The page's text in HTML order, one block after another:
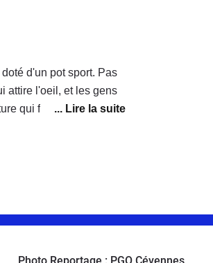
d'un pot sport. Pas
attire l'oeil, et les gens
qui fait que des que
le charme de PGO.
Photo Reportage : PGO Cévennes